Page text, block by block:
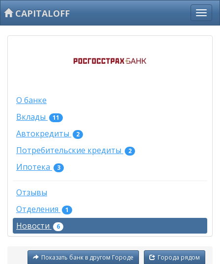
CAPITALOFF
О банке
Вклады
11
Автокредиты 2
Потребительские кредиты 2
Ипотека 3
Отзывы
Отделения
1
Новости 6
Города рядом
Показать банк в другом Городе